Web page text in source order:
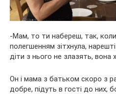
-Мам, то ти набереш, так,
полегшенням зітхнула,
діти з нього не злазять, вона
Он і мама з батьком скоро з
добре, підуть в гості до них,